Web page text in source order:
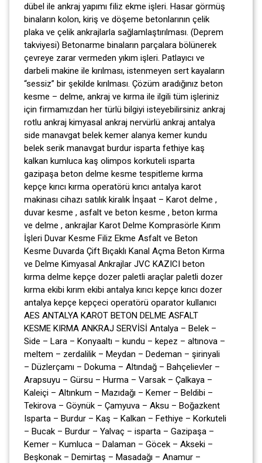
dübel ile ankraj yapımı filiz ekme işleri. Hasar görmüş
binaların kolon, kiriş ve döşeme betonlarının çelik
plaka ve çelik ankrajlarla sağlamlaştırılması. (Deprem
takviyesi) Betonarme binaların parçalara bölünerek
çevreye zarar vermeden yıkım işleri. Patlayıcı ve
darbeli makine ile kırılması, istenmeyen sert kayaların
“sessiz” bir şekilde kırılması. Çözüm aradığınız beton
kesme – delme, ankraj ve kırma ile ilgili tüm işleriniz
için firmamızdan her türlü bilgiyi isteyebilirsiniz ankraj
rotlu ankraj kimyasal ankraj nervürlü ankraj antalya
side manavgat belek kemer alanya kemer kundu
belek serik manavgat burdur isparta fethiye kaş
kalkan kumluca kaş olimpos korkuteli ısparta
gazipaşa beton delme kesme tespitleme kırma
kepçe kırıcı kırma operatörü kırıcı antalya karot
makinası cihazı satılık kiralık İnşaat – Karot delme ,
duvar kesme , asfalt ve beton kesme , beton kırma
ve delme , ankrajlar Karot Delme Komprasörle Kırım
İşleri Duvar Kesme Filiz Ekme Asfalt ve Beton
Kesme Duvarda Çift Bıçaklı Kanal Açma Beton Kırma
ve Delme Kimyasal Ankrajlar JVC KAZICI beton
kırma delme kepçe dozer paletli araçlar paletli dozer
kırma ekibi kırım ekibi antalya kırıcı kepçe kırıcı dozer
antalya kepçe kepçeci operatörü oparator kullanıcı
AES ANTALYA KAROT BETON DELME ASFALT
KESME KIRMA ANKRAJ SERVİSİ Antalya – Belek –
Side – Lara – Konyaaltı – kundu – kepez – altınova –
meltem – zerdalilik – Meydan – Dedeman – şirinyali
– Düzlerçamı – Dokuma – Altındağ – Bahçelievler –
Arapsuyu – Gürsu – Hurma – Varsak – Çalkaya –
Kaleiçi – Altınkum – Mazıdağı – Kemer – Beldibi –
Tekirova – Göynük – Çamyuva – Aksu – Boğazkent
Isparta – Burdur – Kaş – Kalkan – Fethiye – Korkuteli
– Bucak – Burdur – Yalvaç – isparta – Gazipaşa –
Kemer – Kumluca – Dalaman – Göcek – Akseki –
Beşkonak – Demirtaş – Masadağı – Anamur –